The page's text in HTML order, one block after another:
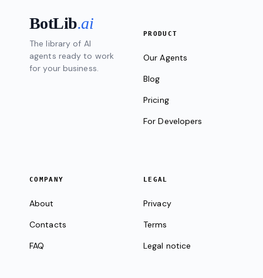
BotLib.ai
The library of AI
agents ready to work
for your business.
PRODUCT
Our Agents
Blog
Pricing
For Developers
COMPANY
About
Contacts
FAQ
LEGAL
Privacy
Terms
Legal notice